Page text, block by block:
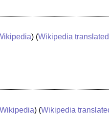
) (Wikipedia translated
Wikipedia) (Wikipedia